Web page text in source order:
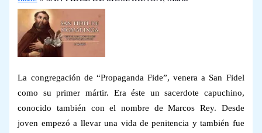
La congregación de “Propaganda Fide”, venera a San Fidel
como su primer mártir. Era éste un sacerdote capuchino,
conocido también con el nombre de Marcos Rey. Desde
joven empezó a llevar una vida de penitencia y también fue